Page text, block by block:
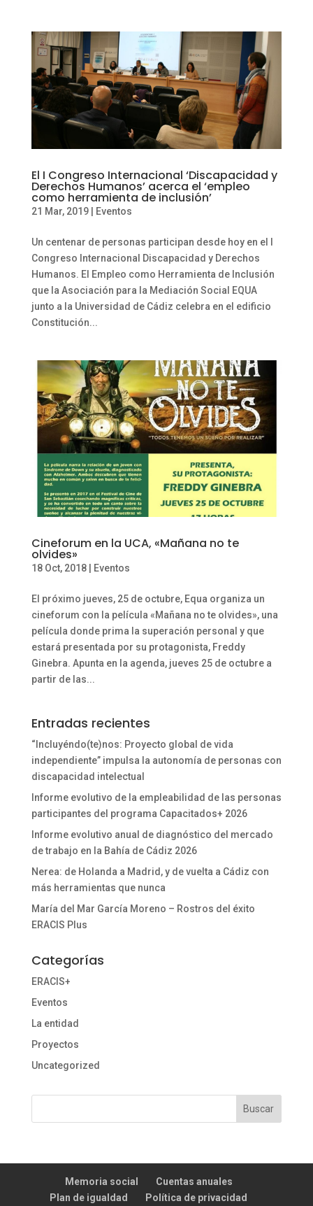
El I Congreso Internacional ‘Discapacidad y
Derechos Humanos’ acerca el ‘empleo
como herramienta de inclusión’
21 Mar, 2019| Eventos
Un centenar de personas participan desde hoy en el I
Congreso Internacional Discapacidad y Derechos
Humanos. El Empleo como Herramienta de Inclusión
que la Asociación para la Mediación Social EQUA
junto a la Universidad de Cádiz celebra en el edificio
Constitución...
Cineforum en la UCA, «Mañana no te
olvides»
18 Oct, 2018| Eventos
El próximo jueves, 25 de octubre, Equa organiza un
cineforum con la película «Mañana no te olvides», una
película donde prima la superación personal y que
estará presentada por su protagonista, Freddy
Ginebra. Apunta en la agenda, jueves 25 de octubre a
partir de las...
Entradas recientes
“Incluyéndo(te)nos: Proyecto global de vida
independiente” impulsa la autonomía de personas con
discapacidad intelectual
Informe evolutivo de la empleabilidad de las personas
participantes del programa Capacitados+ 2026
Informe evolutivo anual de diagnóstico del mercado
de trabajo en la Bahía de Cádiz 2026
Nerea: de Holanda a Madrid, y de vuelta a Cádiz con
más herramientas que nunca
María del Mar García Moreno – Rostros del éxito
ERACIS Plus
Categorías
ERACIS+
Eventos
La entidad
Proyectos
Uncategorized
Memoria social
Cuentas anuales
Plan de igualdad
Política de privacidad